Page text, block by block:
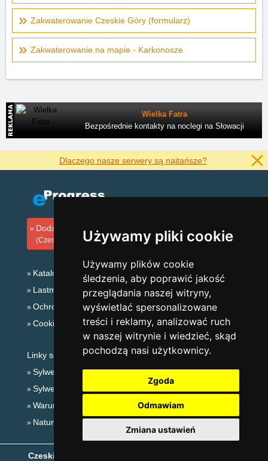
Używamy pliki cookie
Używamy plików cookie
śledzenia, aby poprawić jakość
przeglądania naszej witryny,
wyświetlać spersonalizowane
treści i reklamy, analizować ruch
w naszej witrynie i wiedzieć, skąd
pochodzą nasi użytkownicy.
Zgoda
Odmawiam
Zmiana ustawień
Zakwaterowanie Czeskie Góry (formularz)
Zakwaterowanie na mapie - Karkonosze
Wielka Fatra
Bezpośrednie kontakty na noclegi na Słowacji
Dlaczego nasze serwery są najtańsze?
Dodaj zakwaterowanie
(Czeski)
Katalog zakwaterowania
Lastminute Karkonosze
Ochrona prywatności
Cookies
Linky sezonowe:
Sylwester Karkonosze
Sylwester w górach 2025/26
Warunki narciarskie
Naturalne kąpieliska
Czeskie Góry